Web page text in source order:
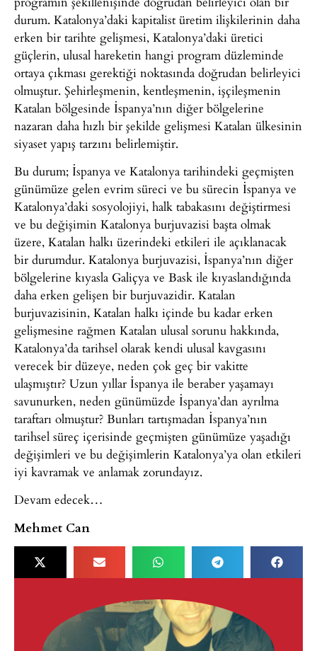
durum. Katalonya’daki kapitalist üretim ilişkilerinin daha
erken bir tarihte gelişmesi, Katalonya’daki üretici
güçlerin, ulusal hareketin hangi program düzleminde
ortaya çıkması gerektiği noktasında doğrudan belirleyici
olmuştur. Şehirleşmenin, kentleşmenin, işçileşmenin
Katalan bölgesinde İspanya’nın diğer bölgelerine
nazaran daha hızlı bir şekilde gelişmesi Katalan ülkesinin
siyaset yapış tarzını belirlemiştir.
Bu durum; İspanya ve Katalonya tarihindeki geçmişten
günümüze gelen evrim süreci ve bu sürecin İspanya ve
Katalonya’daki sosyolojiyi, halk tabakasını değiştirmesi
ve bu değişimin Katalonya burjuvazisi başta olmak
üzere, Katalan halkı üzerindeki etkileri ile açıklanacak
bir durumdur. Katalonya burjuvazisi, İspanya’nın diğer
bölgelerine kıyasla Galiçya ve Bask ile kıyaslandığında
daha erken gelişen bir burjuvazidir. Katalan
burjuvazisinin, Katalan halkı içinde bu kadar erken
gelişmesine rağmen Katalan ulusal sorunu hakkında,
Katalonya’da tarihsel olarak kendi ulusal kavgasını
verecek bir düzeye, neden çok geç bir vakitte
ulaşmıştır? Uzun yıllar İspanya ile beraber yaşamayı
savunurken, neden günümüzde İspanya’dan ayrılma
taraftarı olmuştur? Bunları tartışmadan İspanya’nın
tarihsel süreç içerisinde geçmişten günümüze yaşadığı
değişimleri ve bu değişimlerin Katalonya’ya olan etkileri
iyi kavramak ve anlamak zorundayız.
Devam edecek…
Mehmet Can